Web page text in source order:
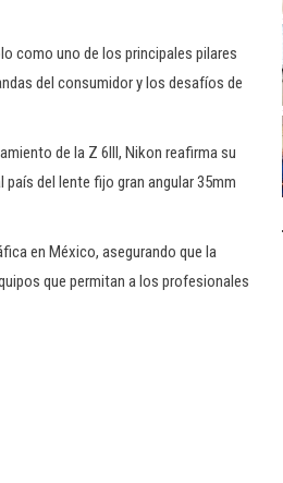
como uno de los principales pilares
del consumidor y los desafíos de
de la Z 6III, Nikon reafirma su
del lente fijo gran angular 35mm
en México, asegurando que la
que permitan a los profesionales